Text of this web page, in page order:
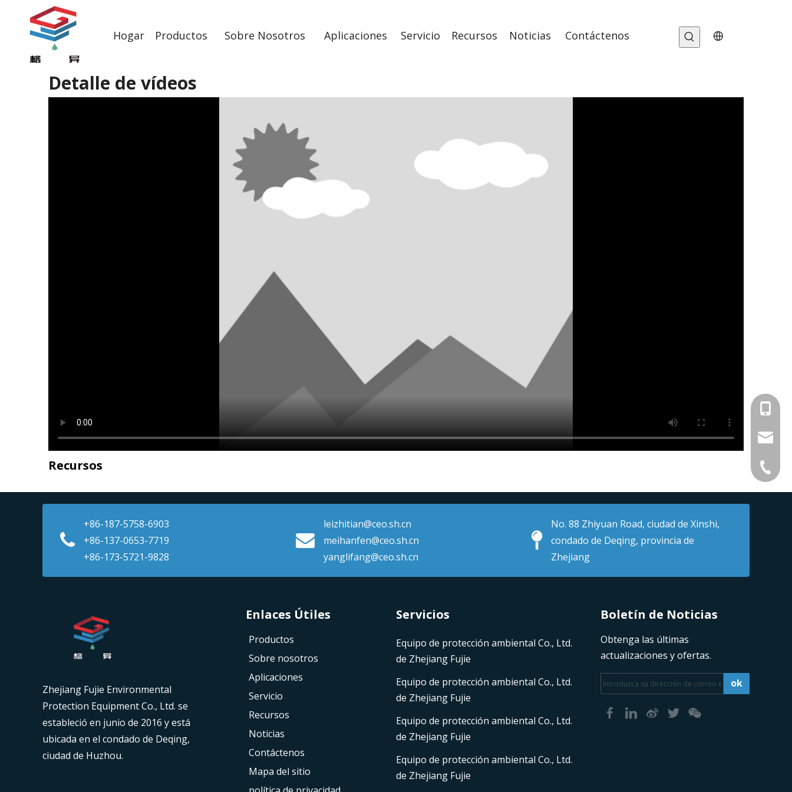
Hogar Productos Sobre Nosotros Aplicaciones Servicio Recursos Noticias Contáctenos
Detalle de vídeos
Recursos
+86-187-5758-6903
+86-137-0653-7719
+86-173-5721-9828
leizhitian@ceo.sh.cn
meihanfen@ceo.sh.cn
yanglifang@ceo.sh.cn
No. 88 Zhiyuan Road, ciudad de Xinshi,
condado de Deqing, provincia de
Zhejiang
Zhejiang Fujie Environmental
Protection Equipment Co., Ltd. se
estableció en junio de 2016 y está
ubicada en el condado de Deqing,
ciudad de Huzhou.
Enlaces Útiles​​​​​​​
Productos
Sobre nosotros
Aplicaciones
Servicio
Recursos
Noticias
Contáctenos
Mapa del sitio
Servicios
Equipo de protección ambiental Co., Ltd.
de Zhejiang Fujie
Equipo de protección ambiental Co., Ltd.
de Zhejiang Fujie
Equipo de protección ambiental Co., Ltd.
de Zhejiang Fujie
Equipo de protección ambiental Co., Ltd.
de Zhejiang Fujie
Boletín de Noticias​​​​​​​
Obtenga las últimas
actualizaciones y ofertas.
ok
+86-
+86-
+86-
+86-